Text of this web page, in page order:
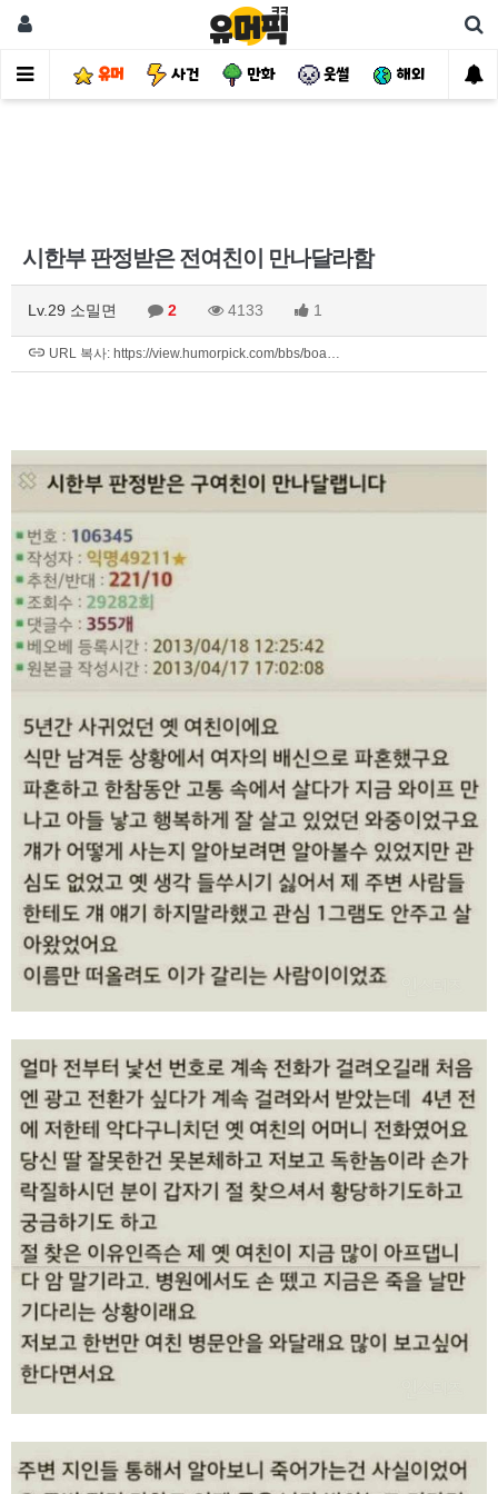
유머 사건 만화 웃썰 해외 핫
시한부 판정받은 전여친이 만나달라함
Lv.29 소밀면 2 4133 1
URL 복사: https://view.humorpick.com/bbs/boa…